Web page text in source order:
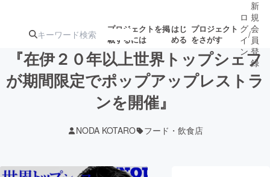
プロジェクトを掲
載するには
はじ
める
プロジェクト
をさがす
注目の新着プロ募集終了が近いプ
ロ
グ
イ
ン
/
新
規
会
員
登
録
『在伊２０年以上世界トップシェフ
が期間限定でポップアップレストラ
ンを開催』
NODA KOTARO フード・飲食店